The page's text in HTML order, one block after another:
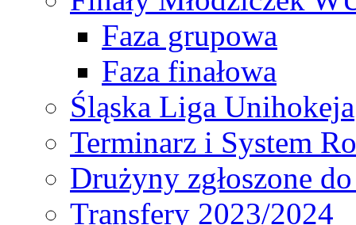
Faza grupowa
Faza finałowa
Śląska Liga Unihokeja
Terminarz i System
Drużyny zgłoszone
Transfery 2023/2024